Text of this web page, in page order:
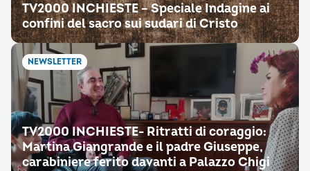
TV2000 INCHIESTE – Speciale Indagine ai
confini del sacro sui sudari di Cristo
NEWSLETTER
TV2000 INCHIESTE- Ritratti di coraggio:
Martina Giangrande e il padre Giuseppe,
carabiniere ferito davanti a Palazzo Chigi